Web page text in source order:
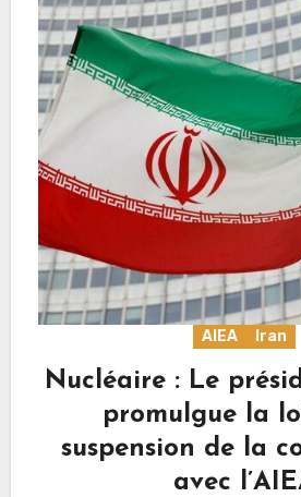
AIEA Iran
Nucléaire : Le
promulgue la
suspension de la
avec